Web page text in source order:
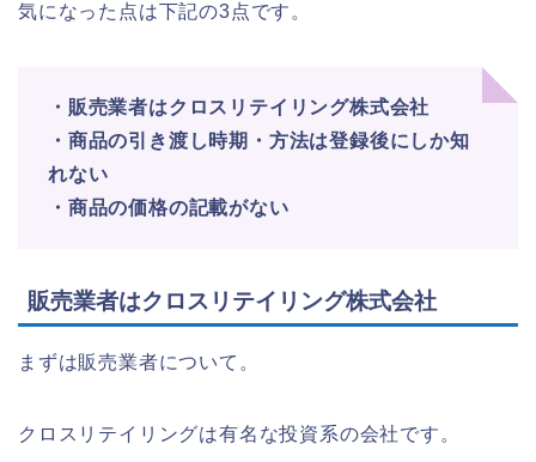
気になった点は下記の3点です。
・販売業者はクロスリテイリング株式会社
・商品の引き渡し時期・方法は登録後にしか知
れない
・商品の価格の記載がない
販売業者はクロスリテイリング株式会社
まずは販売業者について。
クロスリテイリングは有名な投資系の会社です。